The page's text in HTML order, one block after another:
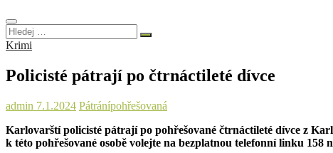
Hledej
…
Krimi
Policisté pátrají po čtrnáctileté dívce
admin 7.1.2024 Pátránípohřešovaná
Karlovarští policisté pátrají po pohřešované čtrnáctileté dívce z
k této pohřešované osobě volejte na bezplatnou telefonní linku 158